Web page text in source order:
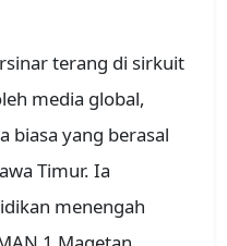
terang di sirkuit
media global,
biasa yang berasal
Timur. Ia
menengah